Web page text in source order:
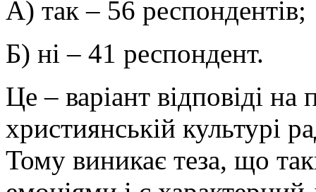
А) так – 56 респондентів;
Б) ні – 41 респондент.
Це – варіант відповіді
християнській культурі
Тому виникає теза, що